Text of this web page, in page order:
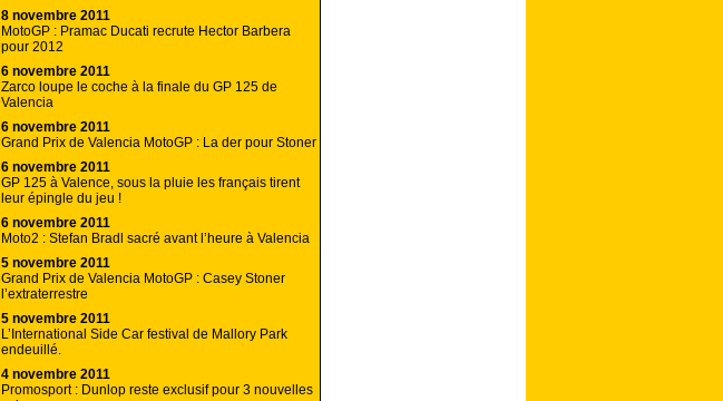
8 novembre 2011
MotoGP : Pramac Ducati recrute Hector Barbera
pour 2012
6 novembre 2011
Zarco loupe le coche à la finale du GP 125 de
Valencia
6 novembre 2011
Grand Prix de Valencia MotoGP : La der pour Stoner
6 novembre 2011
GP 125 à Valence, sous la pluie les français tirent
leur épingle du jeu !
6 novembre 2011
Moto2 : Stefan Bradl sacré avant l’heure à Valencia
5 novembre 2011
Grand Prix de Valencia MotoGP : Casey Stoner
l’extraterrestre
5 novembre 2011
L’International Side Car festival de Mallory Park
endeuillé.
4 novembre 2011
Promosport : Dunlop reste exclusif pour 3 nouvelles